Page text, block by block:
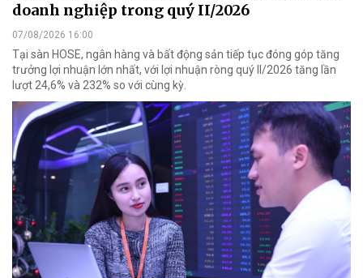
doanh nghiệp trong quý II/2026
07/08/2026 16:00
Tại sàn HOSE, ngân hàng và bất động sản tiếp tục đóng góp tăng
trưởng lợi nhuận lớn nhất, với lợi nhuận ròng quý II/2026 tăng lần
lượt 24,6% và 232% so với cùng kỳ.